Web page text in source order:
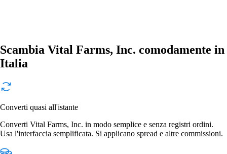
Scambia Vital Farms, Inc. comodamente in
Italia
Converti quasi all'istante
Converti Vital Farms, Inc. in modo semplice e senza registri ordini.
Usa l'interfaccia semplificata. Si applicano spread e altre commissioni.